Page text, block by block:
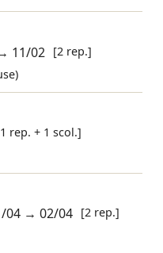
11/02 [2 rep.]
rep. + 1 scol.]
04 →02/04 [2 rep.]